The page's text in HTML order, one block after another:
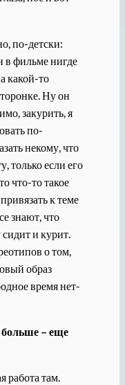
по-детски:
в фильме нигде
какой-то
Ну он
закурить, я
по-
некому, что
только если его
что-то такое
к теме
знают, что
и курит.
о том,
образ
время нет-
– еще
работа там.